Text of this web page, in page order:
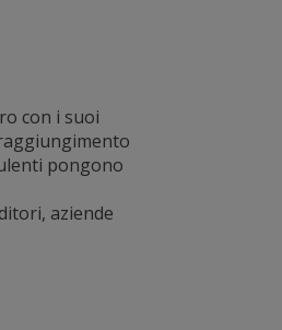
con i suoi
pongono
aziende